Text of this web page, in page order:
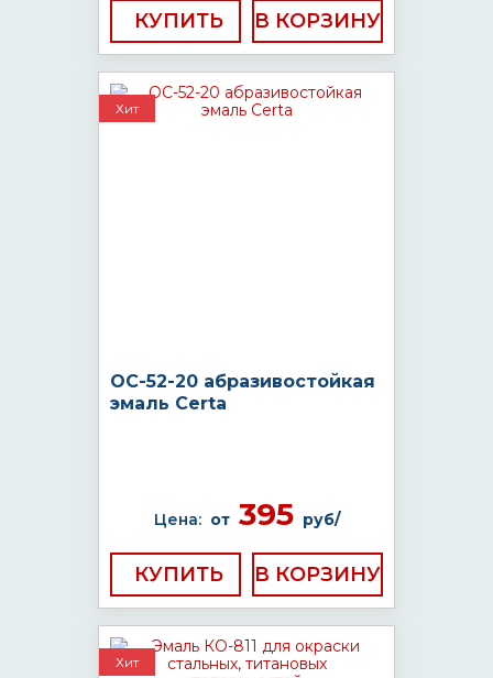
КУПИТЬ
Хит
ОС-52-20 абразивостойкая
эмаль Certa
Цена: от395 руб/
КУПИТЬ
Хит